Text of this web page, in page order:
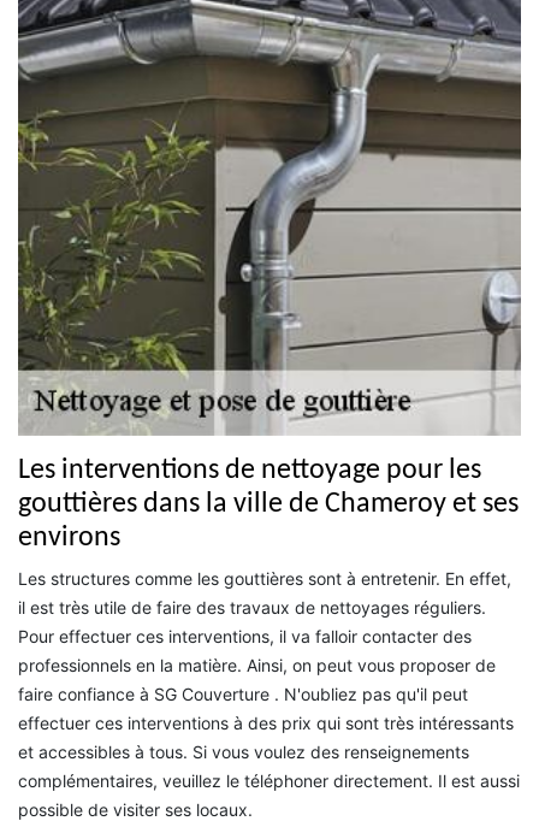
Les interventions de nettoyage pour les
gouttières dans la ville de Chameroy et ses
environs
Les structures comme les gouttières sont à entretenir. En effet,
il est très utile de faire des travaux de nettoyages réguliers.
Pour effectuer ces interventions, il va falloir contacter des
professionnels en la matière. Ainsi, on peut vous proposer de
faire confiance à SG Couverture . N'oubliez pas qu'il peut
effectuer ces interventions à des prix qui sont très intéressants
et accessibles à tous. Si vous voulez des renseignements
complémentaires, veuillez le téléphoner directement. Il est aussi
possible de visiter ses locaux.